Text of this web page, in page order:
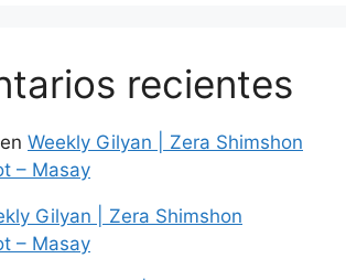
recientes
en Weekly Gilyan | Zera Shimshon
– Masay
Gilyan | Zera Shimshon
– Masay